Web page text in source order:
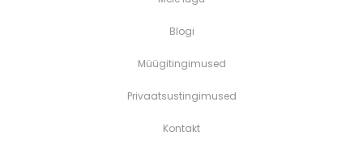
Blogi
Müügitingimused
Privaatsustingimused
Kontakt